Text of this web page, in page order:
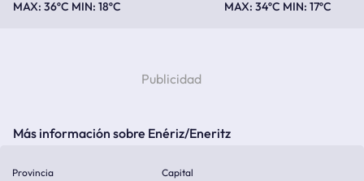
36ºC 18ºC 34ºC 17ºC
Más información sobre Enériz/Eneritz
Provincia Capital